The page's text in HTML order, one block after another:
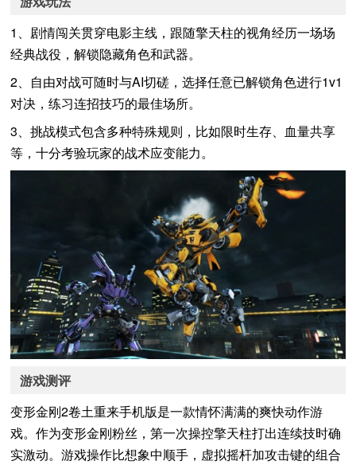
1、剧情闯关贯穿电影主线，跟随擎天柱的视角经历一场场
经典战役，解锁隐藏角色和武器。
2、自由对战可随时与AI切磋，选择任意已解锁角色进行1v1
对决，练习连招技巧的最佳场所。
3、挑战模式包含多种特殊规则，比如限时生存、血量共享
等，十分考验玩家的战术应变能力。
游戏测评
变形金刚2卷土重来手机版是一款情怀满满的爽快动作游
戏。作为变形金刚粉丝，第一次操控擎天柱打出连续技时确
实激动。游戏操作比想象中顺手，虚拟摇杆加攻击键的组合